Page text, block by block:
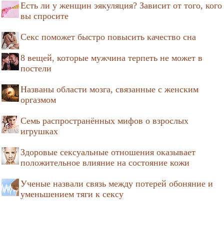
Есть ли у женщин эякуляция? Зависит от того, кого
вы спросите
Секс поможет быстро повысить качество сна
8 вещей, которые мужчина терпеть не может в
постели
Названы области мозга, связанные с женским
оргазмом
Семь распространённых мифов о взрослых
игрушках
Здоровые сексуальные отношения оказывает
положительное влияние на состояние кожи
Ученые назвали связь между потерей обоняние и
уменьшением тяги к сексу